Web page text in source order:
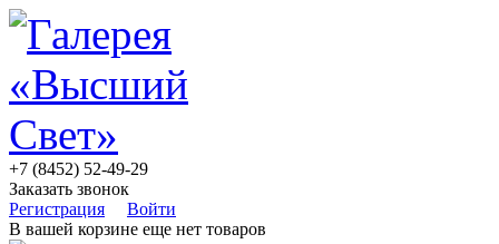
+7 (8452) 52-49-29
Заказать звонок
Регистрация
Войти
В вашей корзине еще нет товаров